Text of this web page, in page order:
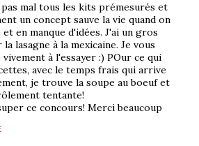
pas mal tous les kits prémesurés et
un concept sauve la vie quand on
en manque d'idées. J'ai un gros
lasagne à la mexicaine. Je vous
à l'essayer :) POur ce qui
avec le temps frais qui arrive
je trouve la soupe au boeuf et
tentante!
ce concours! Merci beaucoup